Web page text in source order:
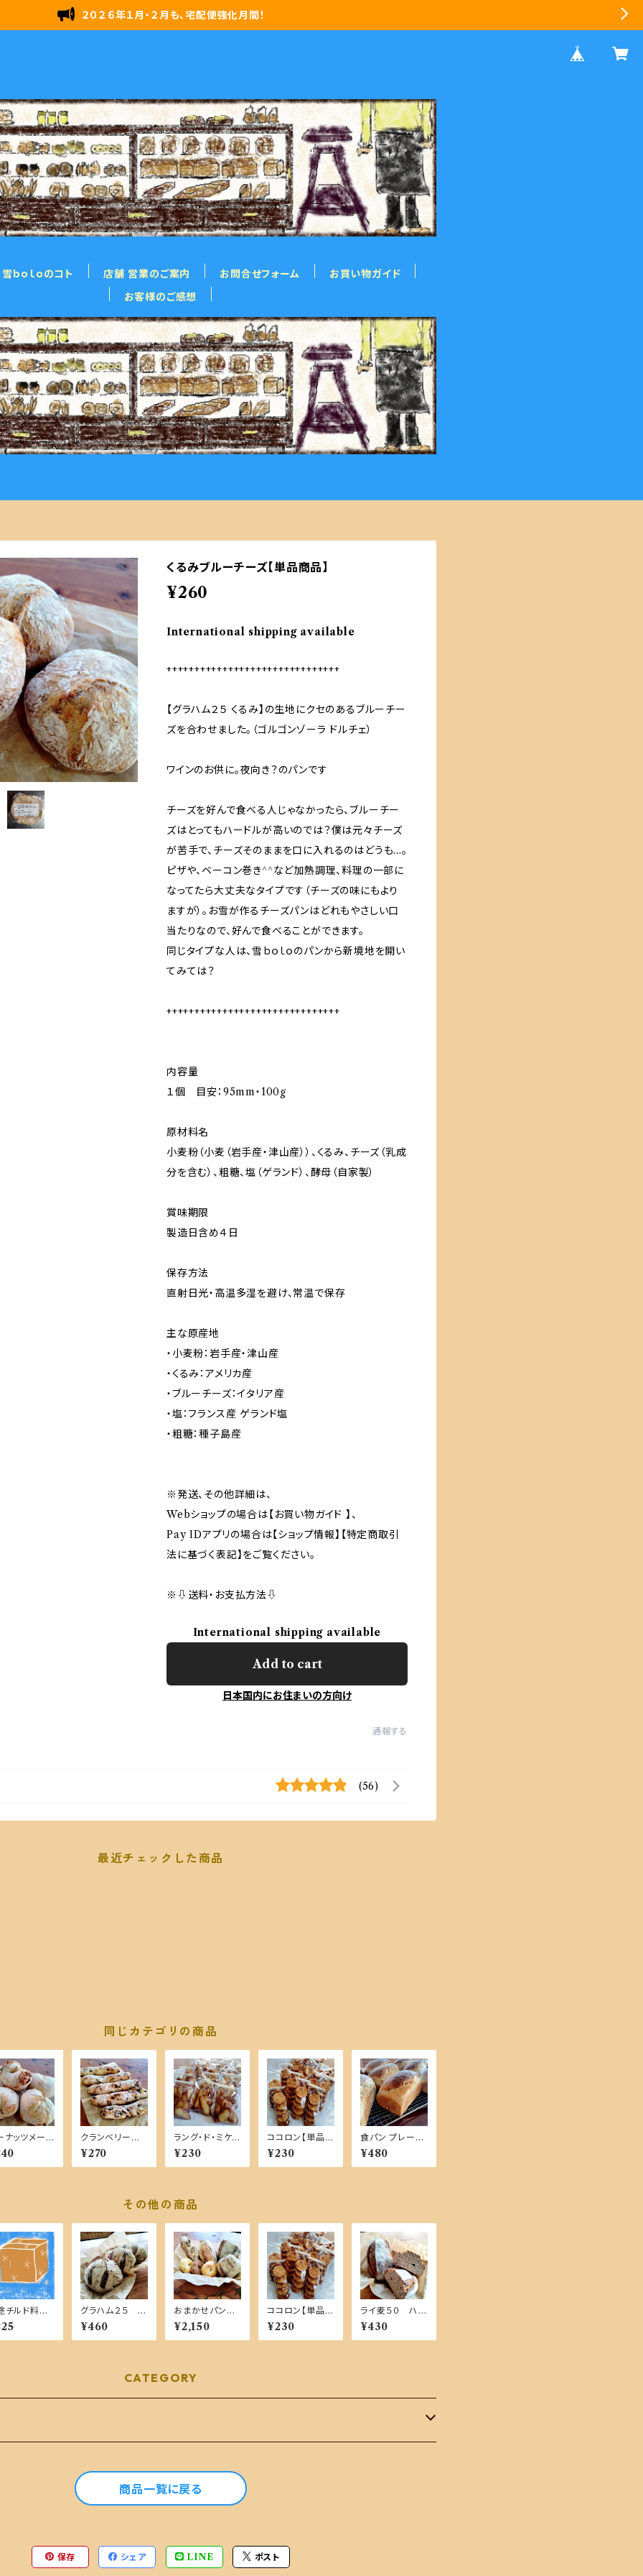
２０２６年１月・２月も、宅配便強化月間！
雪ｂｏｌｏのコト 店舗 営業のご案内 お問合せフォーム
お買い物ガイド
お客様のご感想
くるみブルーチーズ【単品商品】
¥260
International shipping available
+++++++++++++++++++++++++++++++
【グラハム２５ くるみ】の生地にクセのあるブルーチー
ズを合わせました。（ゴルゴンゾーラ ドルチェ）
ワインのお供に。夜向き？のパンです
チーズを好んで食べる人じゃなかったら、ブルーチー
ズはとってもハードルが高いのでは？僕は元々チーズ
が苦手で、チーズそのままを口に入れるのはどうも…。
ピザや、ベーコン巻き^^など加熱調理、料理の一部に
なってたら大丈夫なタイプです（チーズの味にもより
ますが）。お雪が作るチーズパンはどれもやさしい口
当たりなので、好んで食べることができます。
同じタイプな人は、雪ｂｏｌｏのパンから新境地を開い
てみては？
+++++++++++++++++++++++++++++++
内容量
１個 目安：95mm・100g
原材料名
小麦粉（小麦（岩手産・津山産））、くるみ、チーズ（乳成
分を含む）、粗糖、塩（ゲランド）、酵母（自家製）
賞味期限
製造日含め４日
保存方法
直射日光・高温多湿を避け、常温で保存
主な原産地
・小麦粉：岩手産・津山産
・くるみ：アメリカ産
・ブルーチーズ：イタリア産
・塩：フランス産 ゲランド塩
・粗糖：種子島産
※発送、その他詳細は、
Webショップの場合は【お買い物ガイド 】、
Pay IDアプリの場合は【ショップ情報】【特定商取引
法に基づく表記】をご覧ください。
※⇩送料・お支払方法⇩
International shipping available
Add to cart
日本国内にお住まいの方向け
通報する
(56)
最近チェックした商品
同じカテゴリの商品
ナッツメープ
品商品】
クランベリーチョ
コ【単品商品】
¥270
ラング・ド・ミケ
【単品商品】
¥230
ココロン【単品商
品】
¥230
食パン プレーン
【単品商品】
¥480
その他の商品
チルド料
サイズ
グラハム２５ あ
め色玉ねぎ【単
品商品】
¥460
おまかせパンセ
ット 小 【自家
製酵母１００％・
国産小麦】
¥2,150
ココロン【単品商
品】
¥230
ライ麦５０ ハー
フ【単品商品】
¥430
CATEGORY
商品一覧に戻る
保存 シェア LINE ポスト